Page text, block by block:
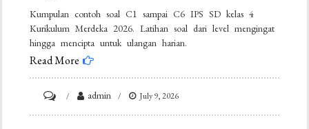
Kumpulan contoh soal C1 sampai C6 IPS SD kelas 4
Kurikulum Merdeka 2026. Latihan soal dari level mengingat
hingga mencipta untuk ulangan harian.
Read More
5
admin July 9, 2026